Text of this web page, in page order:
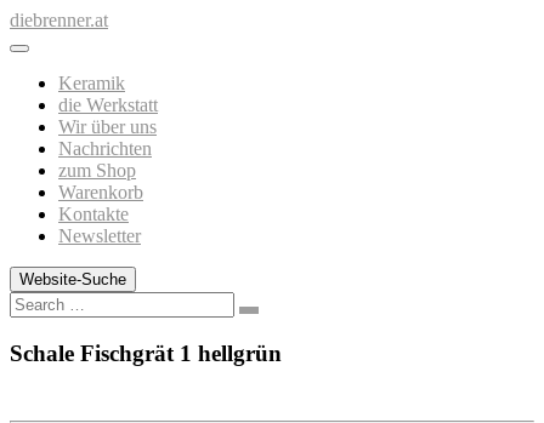
Zum
Inhalt
diebrenner.at
Keramik
die Werkstatt
Wir über uns
Nachrichten
zum Shop
Warenkorb
Kontakte
Newsletter
Website-Suche
Search
Schale Fischgrät 1 hellgrün